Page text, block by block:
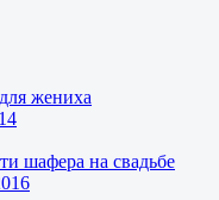
жениха
шафера на свадьбе